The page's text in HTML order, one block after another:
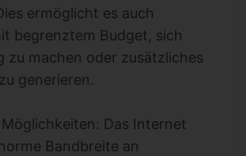
ermöglicht es auch
begrenztem Budget, sich
zu machen oder zusätzliches
generieren.
Das Internet
Bandbreite an